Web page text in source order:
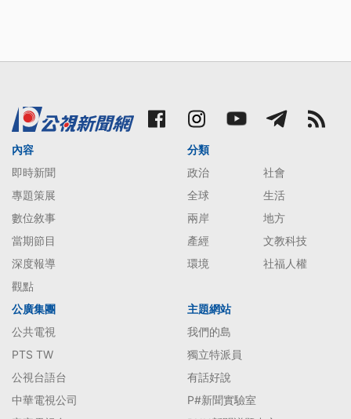
內容
即時新聞
專題策展
數位敘事
當期節目
深度報導
觀點
分類
政治
社會
全球
生活
兩岸
地方
產經
文教科技
環境
社福人權
公廣集團
公共電視
PTS TW
公視台語台
中華電視公司
主題網站
我們的島
獨立特派員
有話好說
P#新聞實驗室